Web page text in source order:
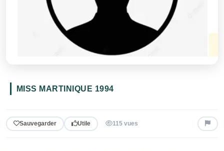
MISS MARTINIQUE 1994
Sauvegarder Utile 115 vues